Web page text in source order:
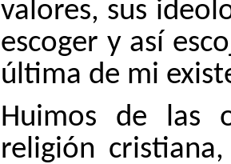
valores, sus
escoger y así
última de mi
Huimos de las
religión